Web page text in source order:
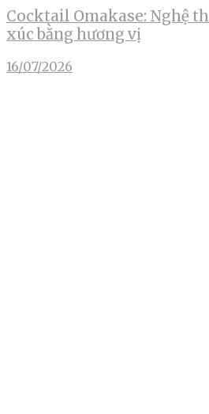
Cocktail Omakase: Nghệ
xúc bằng hương vị
16/07/2026